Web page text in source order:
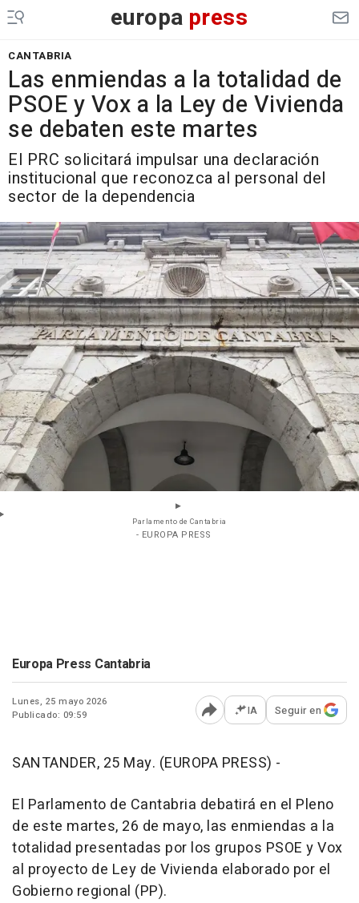
europa press
CANTABRIA
Las enmiendas a la totalidad de
PSOE y Vox a la Ley de Vivienda
se debaten este martes
El PRC solicitará impulsar una declaración
institucional que reconozca al personal del
sector de la dependencia
Parlamento de Cantabria
- EUROPA PRESS
Europa Press Cantabria
Lunes, 25 mayo 2026
Publicado: 09:59
Abrir opciones para
IA Seguir en
SANTANDER, 25 May. (EUROPA PRESS) -
El Parlamento de Cantabria debatirá en el Pleno
de este martes, 26 de mayo, las enmiendas a la
totalidad presentadas por los grupos PSOE y Vox
al proyecto de Ley de Vivienda elaborado por el
Gobierno regional (PP).